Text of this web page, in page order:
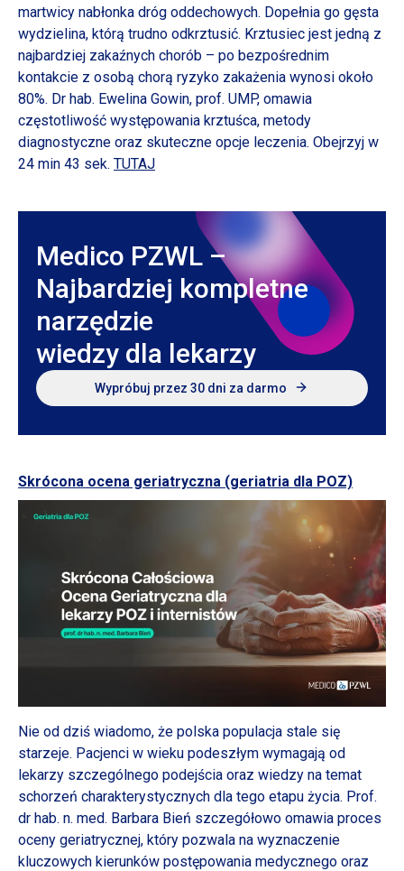
martwicy nabłonka dróg oddechowych. Dopełnia go gęsta
wydzielina, którą trudno odkrztusić. Krztusiec jest jedną z
najbardziej zakaźnych chorób – po bezpośrednim
kontakcie z osobą chorą ryzyko zakażenia wynosi około
80%. Dr hab. Ewelina Gowin, prof. UMP, omawia
częstotliwość występowania krztuśca, metody
diagnostyczne oraz skuteczne opcje leczenia. Obejrzyj w
24 min 43 sek. TUTAJ
Medico PZWL –
Najbardziej kompletne
narzędzie
wiedzy dla lekarzy
Wypróbuj przez 30 dni za darmo
Skrócona ocena geriatryczna (geriatria dla POZ)
Nie od dziś wiadomo, że polska populacja stale się
starzeje. Pacjenci w wieku podeszłym wymagają od
lekarzy szczególnego podejścia oraz wiedzy na temat
schorzeń charakterystycznych dla tego etapu życia. Prof.
dr hab. n. med. Barbara Bień szczegółowo omawia proces
oceny geriatrycznej, który pozwala na wyznaczenie
kluczowych kierunków postępowania medycznego oraz